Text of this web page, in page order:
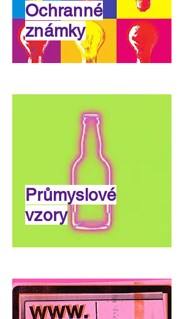
Ochranné
známky
Průmyslové
vzory